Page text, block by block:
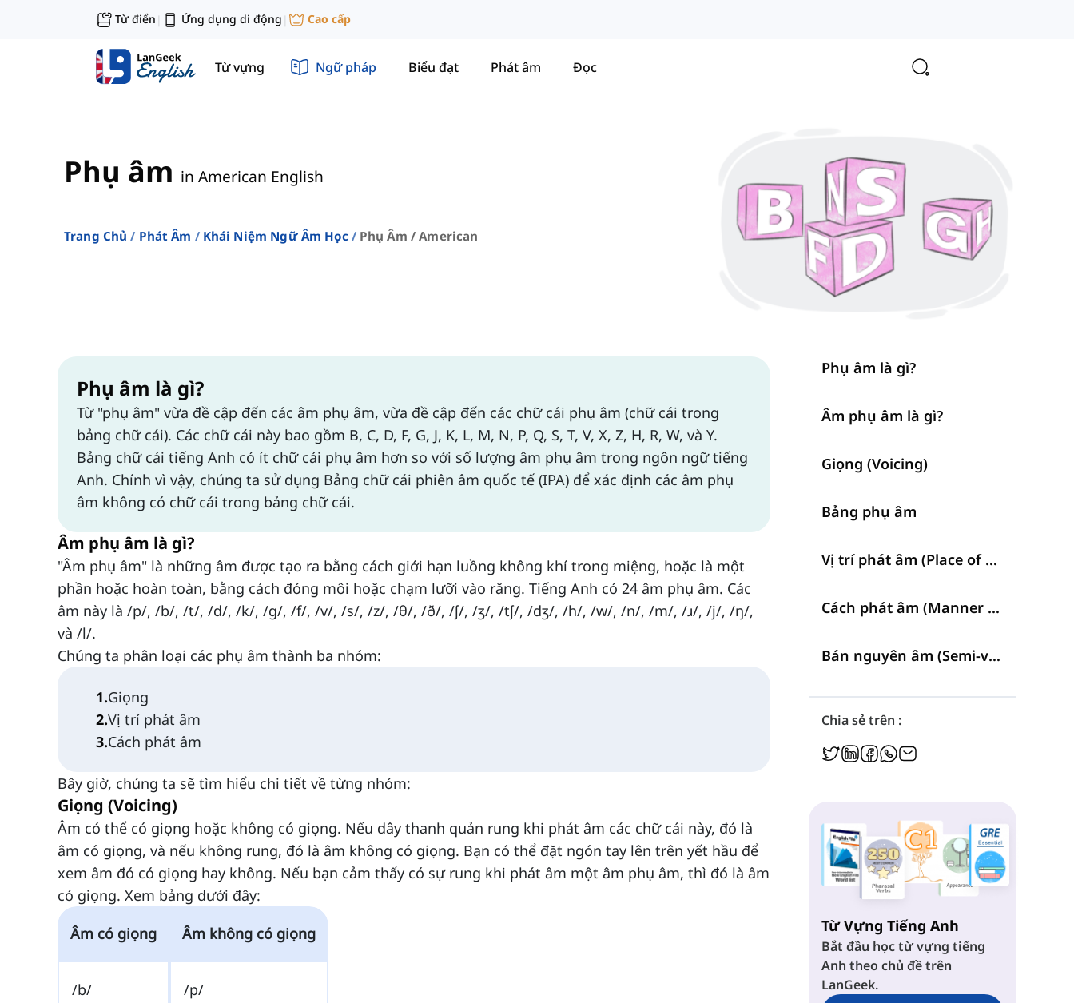
Từ điển | Ứng dụng di động | Cao cấp
Từ vựng Ngữ pháp Biểu đạt Phát âm Đọc
Phụ âm in American English
Trang Chủ Phát Âm Khái Niệm Ngữ Âm Học Phụ Âm / American
Phụ âm là gì?
Từ "phụ âm" vừa đề cập đến các âm phụ âm, vừa đề cập đến các chữ cái phụ âm (chữ cái trong
bảng chữ cái). Các chữ cái này bao gồm B, C, D, F, G, J, K, L, M, N, P, Q, S, T, V, X, Z, H, R, W, và Y.
Bảng chữ cái tiếng Anh có ít chữ cái phụ âm hơn so với số lượng âm phụ âm trong ngôn ngữ tiếng
Anh. Chính vì vậy, chúng ta sử dụng Bảng chữ cái phiên âm quốc tế (IPA) để xác định các âm phụ
âm không có chữ cái trong bảng chữ cái.
Âm phụ âm là gì?
"Âm phụ âm" là những âm được tạo ra bằng cách giới hạn luồng không khí trong miệng, hoặc là một
phần hoặc hoàn toàn, bằng cách đóng môi hoặc chạm lưỡi vào răng. Tiếng Anh có 24 âm phụ âm. Các
âm này là /p/, /b/, /t/, /d/, /k/, /g/, /f/, /v/, /s/, /z/, /θ/, /ð/, /ʃ/, /ʒ/, /tʃ/, /dʒ/, /h/, /w/, /n/, /m/, /ɹ/, /j/, /ŋ/,
và /l/.
Chúng ta phân loại các phụ âm thành ba nhóm:
1.Giọng
2.Vị trí phát âm
3.Cách phát âm
Bây giờ, chúng ta sẽ tìm hiểu chi tiết về từng nhóm:
Giọng (Voicing)
Âm có thể có giọng hoặc không có giọng. Nếu dây thanh quản rung khi phát âm các chữ cái này, đó là
âm có giọng, và nếu không rung, đó là âm không có giọng. Bạn có thể đặt ngón tay lên trên yết hầu để
xem âm đó có giọng hay không. Nếu bạn cảm thấy có sự rung khi phát âm một âm phụ âm, thì đó là âm
có giọng. Xem bảng dưới đây:
Âm có giọng
Âm không có giọng
/b/ /p/
Phụ âm là gì?
Âm phụ âm là gì?
Giọng (Voicing)
Bảng phụ âm
Vị trí phát âm (Place of Articulation)
Cách phát âm (Manner of Articulation)
Bán nguyên âm (Semi-vowels)
Chia sẻ trên :
Từ Vựng Tiếng Anh
Bắt đầu học từ vựng tiếng
Anh theo chủ đề trên
LanGeek.